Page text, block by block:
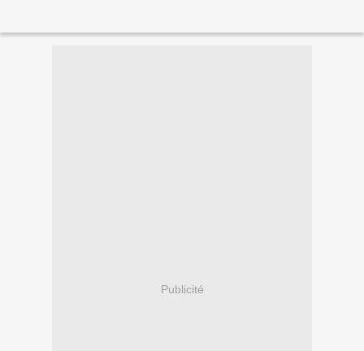
Publicité